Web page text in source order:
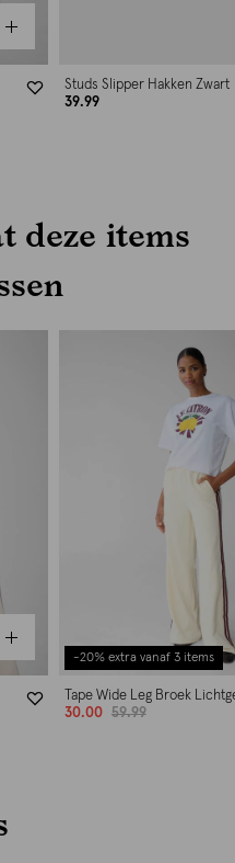
Studs Slipper Hakken Zwart
39.99
deze items
-20% extra vanaf 3 items
Tape Wide Leg Broek
30.00
59.99